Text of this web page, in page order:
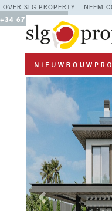
OVER SLG PROPERTY NEEM
+34 677 670 480
Previous